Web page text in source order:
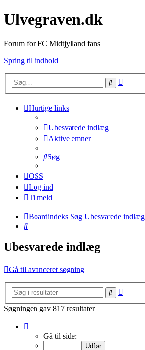
Ulvegraven.dk
Forum for FC Midtjylland fans
Spring til indhold
Søg
Hurtige links
Ubesvarede indlæg
Aktive emner
Søg
OSS
Log ind
Tilmeld
Boardindeks Søg Ubesvarede indlæg
Søg
Ubesvarede indlæg
Gå til avanceret søgning
Søg
Søgningen gav 817 resultater
Gå til side: